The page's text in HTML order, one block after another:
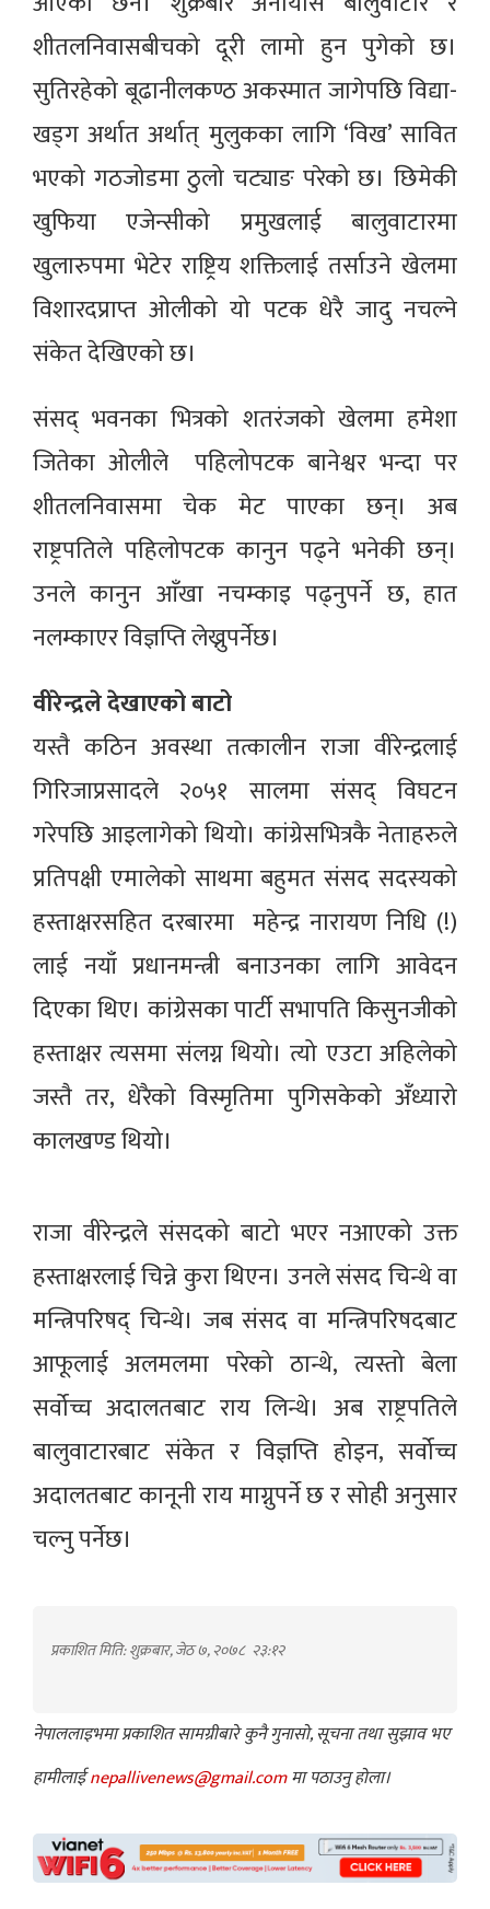
शीतलनिवासबीचको दूरी लामो हुन पुगेको छ।
सुतिरहेको बूढानीलकण्ठ अकस्मात जागेपछि विद्या-
खड्ग अर्थात अर्थात् मुलुकका लागि ‘विख’ सावित
भएको गठजोडमा ठुलो चट्याङ परेको छ। छिमेकी
खुफिया एजेन्सीको प्रमुखलाई बालुवाटारमा
खुलारुपमा भेटेर राष्ट्रिय शक्तिलाई तर्साउने खेलमा
विशारदप्राप्त ओलीको यो पटक धेरै जादु नचल्ने
संकेत देखिएको छ।
संसद् भवनका भित्रको शतरंजको खेलमा हमेशा
जितेका ओलीले पहिलोपटक बानेश्वर भन्दा पर
शीतलनिवासमा चेक मेट पाएका छन्। अब
राष्ट्रपतिले पहिलोपटक कानुन पढ्ने भनेकी छन्।
उनले कानुन आँखा नचम्काइ पढ्नुपर्ने छ, हात
नलम्काएर विज्ञप्ति लेख्नुपर्नेछ।
वीरेन्द्रले देखाएको बाटो
यस्तै कठिन अवस्था तत्कालीन राजा वीरेन्द्रलाई
गिरिजाप्रसादले २०५१ सालमा संसद् विघटन
गरेपछि आइलागेको थियो। कांग्रेसभित्रकै नेताहरुले
प्रतिपक्षी एमालेको साथमा बहुमत संसद सदस्यको
हस्ताक्षरसहित दरबारमा महेन्द्र नारायण निधि (!)
लाई नयाँ प्रधानमन्त्री बनाउनका लागि आवेदन
दिएका थिए। कांग्रेसका पार्टी सभापति किसुनजीको
हस्ताक्षर त्यसमा संलग्न थियो। त्यो एउटा अहिलेको
जस्तै तर, धेरैको विस्मृतिमा पुगिसकेको अँध्यारो
कालखण्ड थियो।
राजा वीरेन्द्रले संसदको बाटो भएर नआएको उक्त
हस्ताक्षरलाई चिन्ने कुरा थिएन। उनले संसद चिन्थे वा
मन्त्रिपरिषद् चिन्थे। जब संसद वा मन्त्रिपरिषदबाट
आफूलाई अलमलमा परेको ठान्थे, त्यस्तो बेला
सर्वोच्च अदालतबाट राय लिन्थे। अब राष्ट्रपतिले
बालुवाटारबाट संकेत र विज्ञप्ति होइन, सर्वोच्च
अदालतबाट कानूनी राय माग्नुपर्ने छ र सोही अनुसार
चल्नु पर्नेछ।
प्रकाशित मिति: शुक्रबार, जेठ ७, २०७८ २३:१२
नेपाललाइभमा प्रकाशित सामग्रीबारे कुनै गुनासो, सूचना तथा सुझाव भए
हामीलाईnepallivenews@gmail.comमा पठाउनु होला।